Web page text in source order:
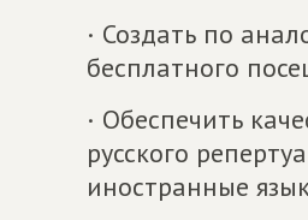
· Создать по
бесплатного
· Обеспечить
русского
иностранные